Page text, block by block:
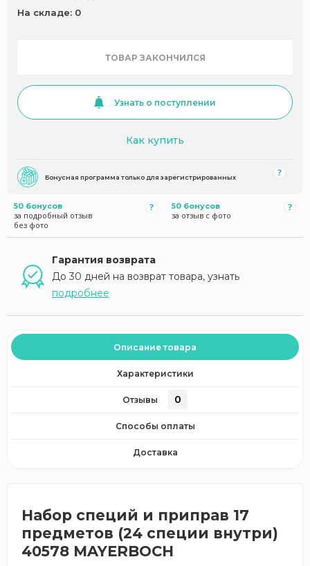
На складе: 0
ТОВАР ЗАКОНЧИЛСЯ
Узнать о поступлении
Как купить
Бонусная программа только для зарегистрированных
50 бонусов
за подробный отзыв
без фото
50 бонусов
за отзыв с фото
Гарантия возврата
До 30 дней на возврат товара, узнать
подробнее
Описание товара
Характеристики
Отзывы 0
Способы оплаты
Доставка
Набор специй и приправ 17
предметов (24 специи внутри)
40578 MAYERBOCH